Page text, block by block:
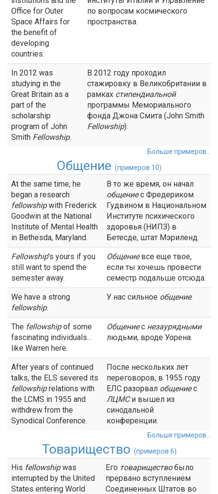
Office for Outer
Space Affairs for
the benefit of
developing
countries.
по вопросам космического
пространства.
In 2012 was
studying in the
Great Britain as a
part of the
scholarship
program of John
Smith Fellowship.
В 2012 году проходил
стажировку в Великобритании в
рамках стипендиальной
программы Мемориального
фонда Джона Смита (John Smith
Fellowship).
Больше примеров...
Общение (примеров 10)
At the same time, he
began a research
fellowshipwith Frederick
Goodwin at the National
Institute of Mental Health
in Bethesda, Maryland.
В то же время, он начал
общениес Фредериком
Гудвином в Национальном
Институте психического
здоровья (НИПЗ) в
Бетесде, штат Мэриленд.
Fellowship's yours if you
still want to spend the
semester away.
Общениевсе еще твое,
если ты хочешь провести
семестр подальше отсюда.
We have a strong
fellowship.
У нас сильное общение.
The fellowshipof some
fascinating individuals...
like Warren here.
Общениес незаурядными
людьми, вроде Уорена.
After years of continued
talks, the ELS severed its
fellowshiprelations with
the LCMS in 1955 and
withdrew from the
Synodical Conference.
После нескольких лет
переговоров, в 1955 году
ЕЛС разорвал общениес
ЛЦМСи вышел из
синодальной
конференции.
Больше примеров...
Товарищество (примеров 6)
His fellowshipwas
interrupted by the United
States entering World
Его товариществобыло
прервано вступлением
Соединенных Штатов во